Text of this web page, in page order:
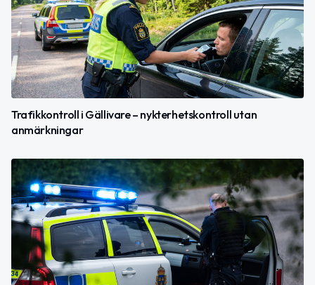
Trafikkontroll i Gällivare – nykterhetskontroll utan
anmärkningar